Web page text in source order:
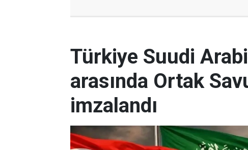
Türkiye Suudi
arasında Ortak
imzalandı